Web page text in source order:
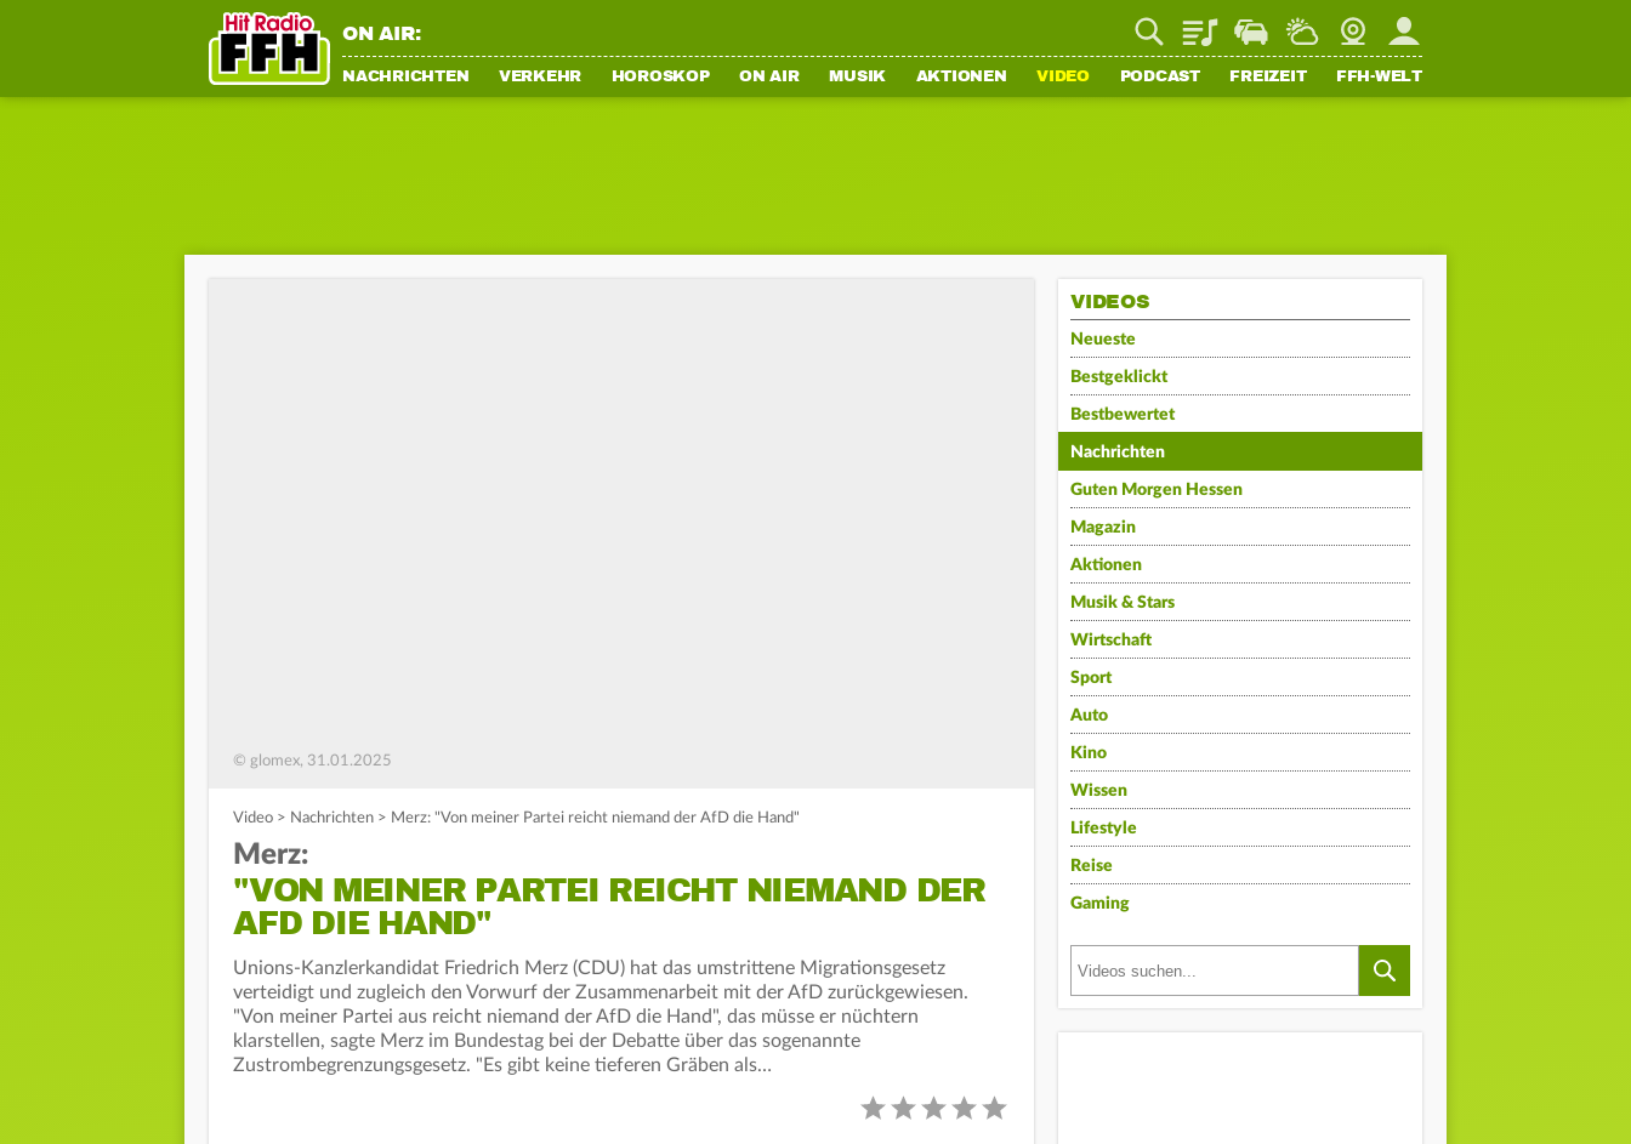
ON AIR: PlaylistStaupilotWetterWebcamMein FFH
NACHRICHTEN VERKEHR HOROSKOP ON AIR MUSIK AKTIONEN VIDEO PODCAST FREIZEIT FFH-WELT
© glomex, 31.01.2025
Video > Nachrichten > Merz: "Von meiner Partei reicht niemand der AfD die Hand"
Merz:
"VON MEINER PARTEI REICHT NIEMAND DER
AFD DIE HAND"
Unions-Kanzlerkandidat Friedrich Merz (CDU) hat das umstrittene Migrationsgesetz
verteidigt und zugleich den Vorwurf der Zusammenarbeit mit der AfD zurückgewiesen.
"Von meiner Partei aus reicht niemand der AfD die Hand", das müsse er nüchtern
klarstellen, sagte Merz im Bundestag bei der Debatte über das sogenannte
Zustrombegrenzungsgesetz. "Es gibt keine tieferen Gräben als…
VIDEOS
Neueste
Bestgeklickt
Bestbewertet
Nachrichten
Guten Morgen Hessen
Magazin
Aktionen
Musik & Stars
Wirtschaft
Sport
Auto
Kino
Wissen
Lifestyle
Reise
Gaming